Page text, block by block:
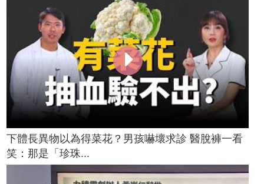
下體長異物以為得菜花？男孩嚇壞求診 醫脫褲一看
笑：那是「珍珠...